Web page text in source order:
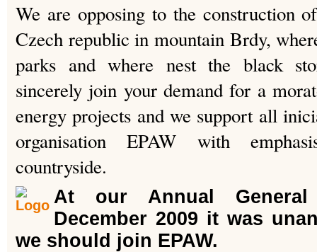
We are opposing to the construction
Czech republic in mountain Brdy,
parks and where nest the black
sincerely join your demand for a
energy projects and we support all
organisation EPAW with
countryside.
At our Annual
December 2009 it was
we should join EPAW.